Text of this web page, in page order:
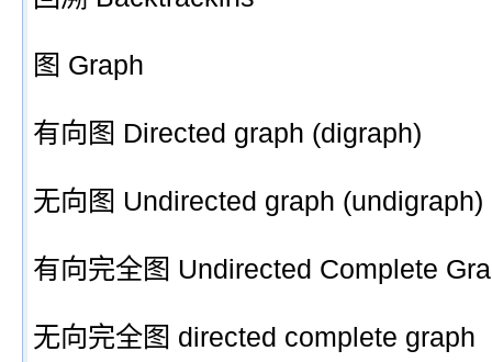
图 Graph
有向图 Directed graph (digraph)
无向图 Undirected graph (undigraph)
有向完全图 Undirected Complete
无向完全图 directed complete graph